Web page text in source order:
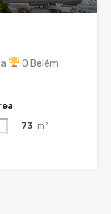
O Belém
73 m²